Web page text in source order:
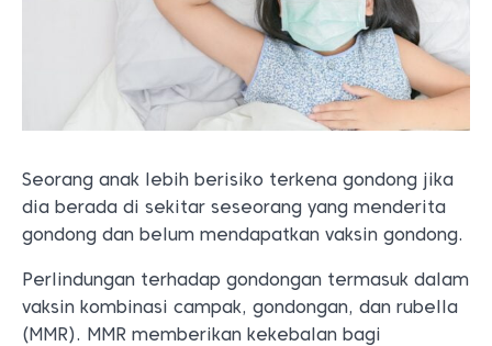
Seorang anak lebih berisiko terkena gondong jika
dia berada di sekitar seseorang yang menderita
gondong dan belum mendapatkan vaksin gondong.
Perlindungan terhadap gondongan termasuk dalam
vaksin kombinasi campak, gondongan, dan rubella
(MMR). MMR memberikan kekebalan bagi